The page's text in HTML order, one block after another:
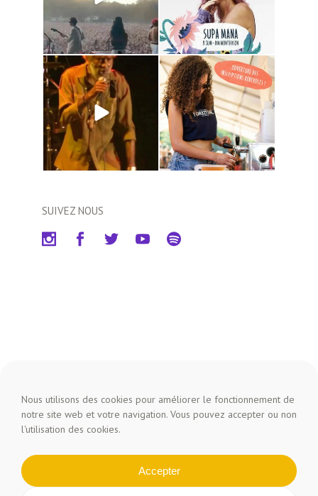
Nous utilisons des cookies pour améliorer le fonctionnement de
notre site web et votre navigation. Vous pouvez accepter ou non
l'utilisation des cookies.
Accepter
SUIVEZ NOUS
Copyright © 2026 Foreztival -Mentions légales